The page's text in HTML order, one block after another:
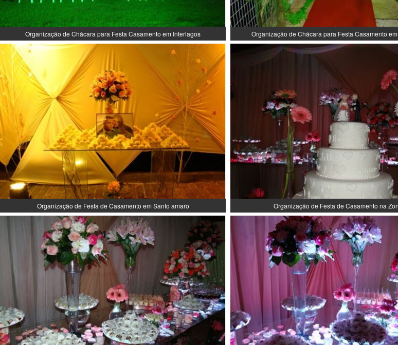
Organização de Chácara para Festa Casamento em Interlagos Organização de Chácara para Festa Casamento
Organização de Festa de Casamento em Santo amaro Organização de Festa de Casamento na